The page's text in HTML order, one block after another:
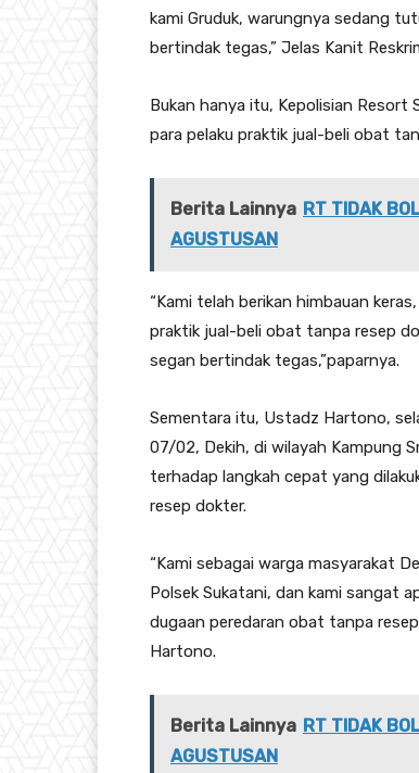
kami Gruduk, warungnya sedang
bertindak tegas,” Jelas Kanit
Bukan hanya itu, Kepolisian Resort
para pelaku praktik jual-beli obat
Berita Lainnya RT TIDAK
AGUSTUSAN
“Kami telah berikan himbauan
praktik jual-beli obat tanpa resep
segan bertindak tegas,”paparnya.
Sementara itu, Ustadz Hartono,
07/02, Dekih, di wilayah Kampung
terhadap langkah cepat yang
resep dokter.
“Kami sebagai warga masyarakat
Polsek Sukatani, dan kami sangat
dugaan peredaran obat tanpa
Hartono.
Berita Lainnya RT TIDAK
AGUSTUSAN